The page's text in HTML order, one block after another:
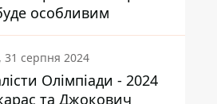
особливим
31 серпня 2024
Олімпіади - 2024
та Джокович